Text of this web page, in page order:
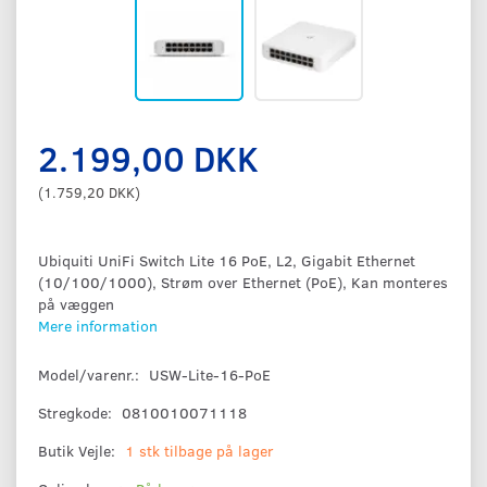
2.199,00 DKK
(1.759,20 DKK)
Ubiquiti UniFi Switch Lite 16 PoE, L2, Gigabit Ethernet
(10/100/1000), Strøm over Ethernet (PoE), Kan monteres
på væggen
Mere information
Model/varenr.: USW-Lite-16-PoE
Stregkode: 0810010071118
Butik Vejle:
1 stk tilbage på lager